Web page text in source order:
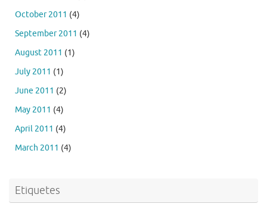
October 2011 (4)
September 2011 (4)
August 2011 (1)
July 2011 (1)
June 2011 (2)
May 2011 (4)
April 2011 (4)
March 2011 (4)
Etiquetes